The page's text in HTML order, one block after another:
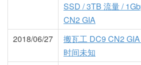
SSD / 3TB 流量 /
CN2 GIA
2018/06/27
搬瓦工 DC9 CN2
时间未知